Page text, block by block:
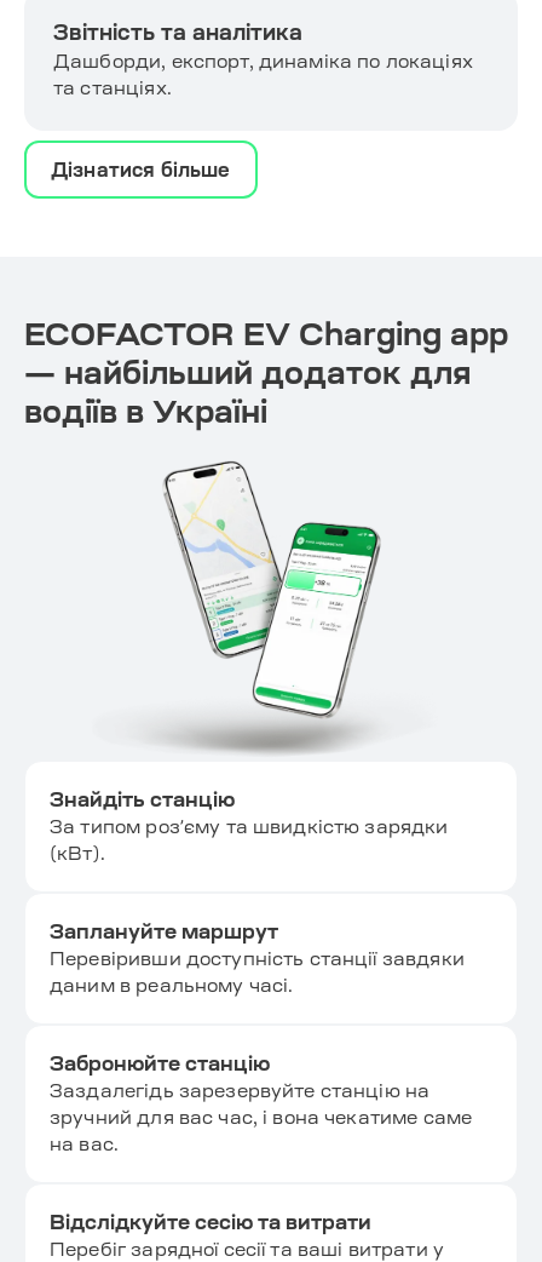
Звітність та аналітика
Дашборди, експорт, динаміка по локаціях
та станціях.
Дізнатися більше
Знайдіть станцію
За типом розʼєму та швидкістю зарядки
(кВт).
Заплануйте маршрут
Перевіривши доступність станції завдяки
даним в реальному часі.
Забронюйте станцію
Заздалегідь зарезервуйте станцію на
зручний для вас час, і вона чекатиме саме
на вас.
Відслідкуйте сесію та витрати
Перебіг зарядної сесії та ваші витрати у
ECOFACTOR EV Charging app
— найбільший додаток для
водіїв в Україні